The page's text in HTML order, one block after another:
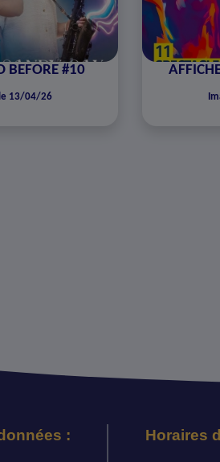
BEFORE #10
13/04/26
: Horaires